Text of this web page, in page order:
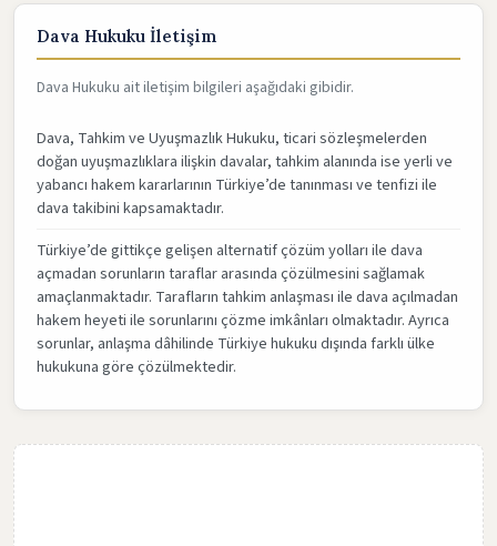
Dava Hukuku İletişim
Dava Hukuku ait iletişim bilgileri aşağıdaki gibidir.
Dava, Tahkim ve Uyuşmazlık Hukuku, ticari sözleşmelerden
doğan uyuşmazlıklara ilişkin davalar, tahkim alanında ise yerli ve
yabancı hakem kararlarının Türkiye’de tanınması ve tenfizi ile
dava takibini kapsamaktadır.
Türkiye’de gittikçe gelişen alternatif çözüm yolları ile dava
açmadan sorunların taraflar arasında çözülmesini sağlamak
amaçlanmaktadır. Tarafların tahkim anlaşması ile dava açılmadan
hakem heyeti ile sorunlarını çözme imkânları olmaktadır. Ayrıca
sorunlar, anlaşma dâhilinde Türkiye hukuku dışında farklı ülke
hukukuna göre çözülmektedir.